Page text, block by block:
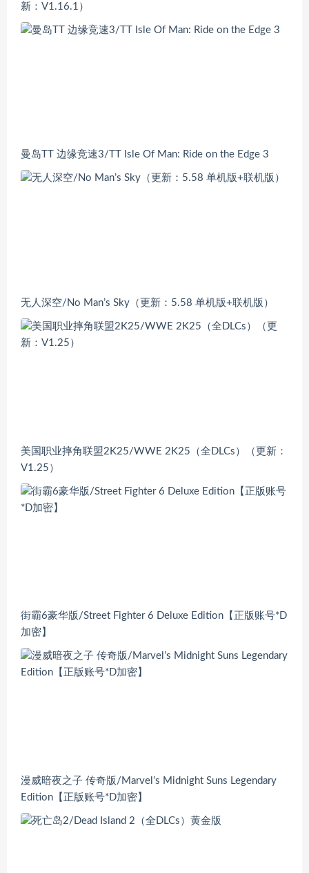
新：V1.16.1）
曼岛TT 边缘竞速3/TT Isle Of Man: Ride on the Edge 3
无人深空/No Man’s Sky（更新：5.58 单机版+联机版）
美国职业摔角联盟2K25/WWE 2K25（全DLCs）（更新：
V1.25）
街霸6豪华版/Street Fighter 6 Deluxe Edition【正版账号*D
加密】
漫威暗夜之子 传奇版/Marvel’s Midnight Suns Legendary
Edition【正版账号*D加密】